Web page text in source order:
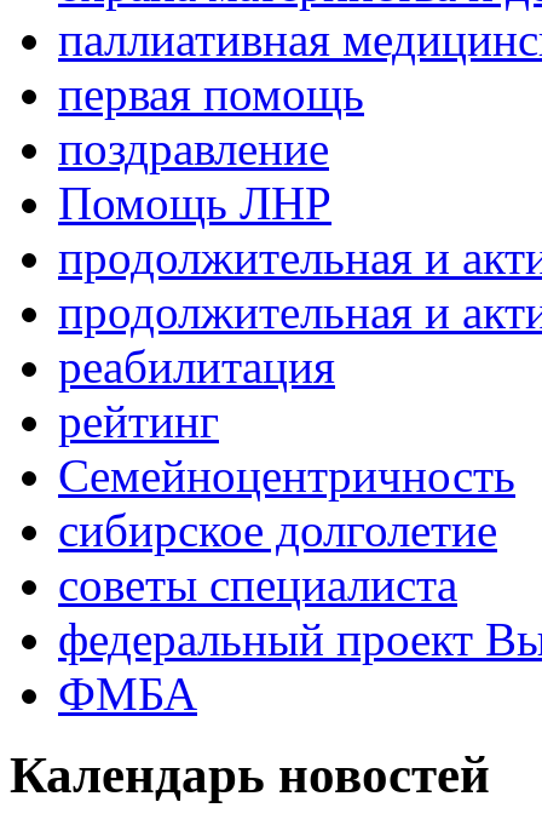
паллиативная
первая помощь
поздравление
Помощь ЛНР
продолжительная и
продолжительная и
реабилитация
рейтинг
Семейноцентричность
сибирское долголетие
советы специалиста
федеральный проект
ФМБА
Календарь новостей